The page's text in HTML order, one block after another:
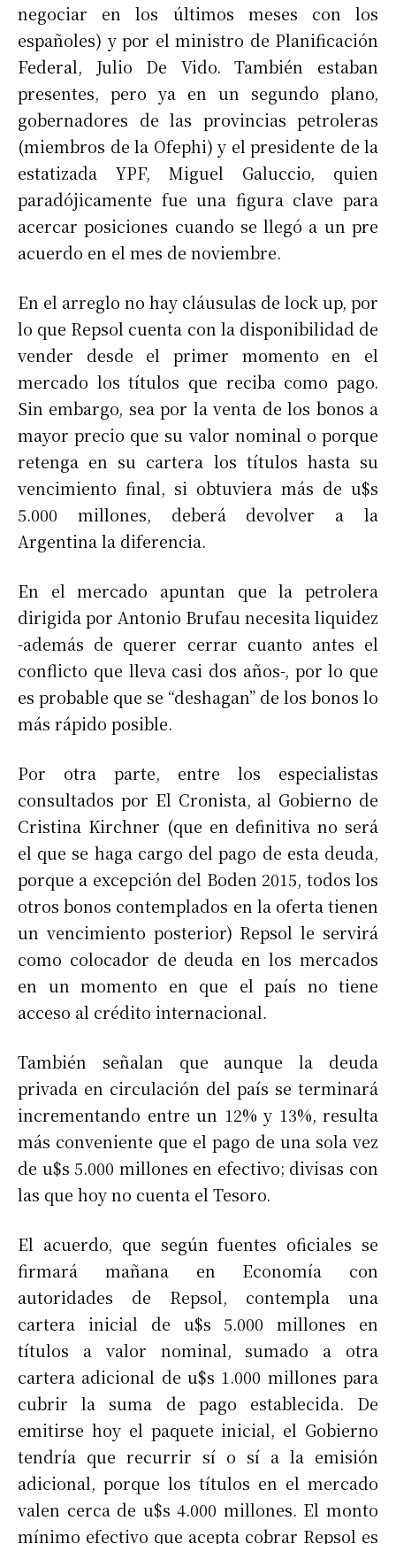
negociar en los últimos meses con los
españoles) y por el ministro de Planificación
Federal, Julio De Vido. También estaban
presentes, pero ya en un segundo plano,
gobernadores de las provincias petroleras
(miembros de la Ofephi) y el presidente de la
estatizada YPF, Miguel Galuccio, quien
paradójicamente fue una figura clave para
acercar posiciones cuando se llegó a un pre
acuerdo en el mes de noviembre.
En el arreglo no hay cláusulas de lock up, por
lo que Repsol cuenta con la disponibilidad de
vender desde el primer momento en el
mercado los títulos que reciba como pago.
Sin embargo, sea por la venta de los bonos a
mayor precio que su valor nominal o porque
retenga en su cartera los títulos hasta su
vencimiento final, si obtuviera más de u$s
5.000 millones, deberá devolver a la
Argentina la diferencia.
En el mercado apuntan que la petrolera
dirigida por Antonio Brufau necesita liquidez
-además de querer cerrar cuanto antes el
conflicto que lleva casi dos años-, por lo que
es probable que se “deshagan” de los bonos lo
más rápido posible.
Por otra parte, entre los especialistas
consultados por El Cronista, al Gobierno de
Cristina Kirchner (que en definitiva no será
el que se haga cargo del pago de esta deuda,
porque a excepción del Boden 2015, todos los
otros bonos contemplados en la oferta tienen
un vencimiento posterior) Repsol le servirá
como colocador de deuda en los mercados
en un momento en que el país no tiene
acceso al crédito internacional.
También señalan que aunque la deuda
privada en circulación del país se terminará
incrementando entre un 12% y 13%, resulta
más conveniente que el pago de una sola vez
de u$s 5.000 millones en efectivo; divisas con
las que hoy no cuenta el Tesoro.
El acuerdo, que según fuentes oficiales se
firmará mañana en Economía con
autoridades de Repsol, contempla una
cartera inicial de u$s 5.000 millones en
títulos a valor nominal, sumado a otra
cartera adicional de u$s 1.000 millones para
cubrir la suma de pago establecida. De
emitirse hoy el paquete inicial, el Gobierno
tendría que recurrir sí o sí a la emisión
adicional, porque los títulos en el mercado
valen cerca de u$s 4.000 millones. El monto
mínimo efectivo que acepta cobrar Repsol es